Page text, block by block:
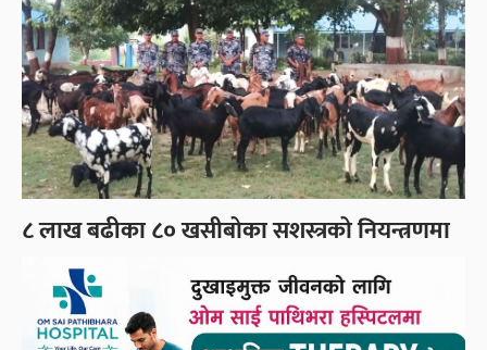
८ लाख बढीका ८० खसीबोका सशस्त्रको नियन्त्रणमा